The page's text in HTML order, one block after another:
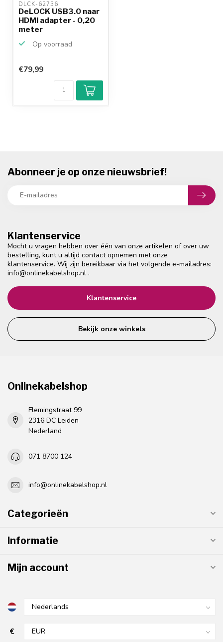
DLCK-62736
DeLOCK USB3.0 naar
HDMI adapter - 0,20
meter
Op voorraad
€79,99
Klantenservice
Mocht u vragen hebben over één van onze artikelen of over uw
bestelling, kunt u altijd contact opnemen met onze
klantenservice. Wij zijn bereikbaar via het volgende e-mailadres:
info@onlinekabelshop.nl .
Klantenservice
Bekijk onze winkels
Abonneer je op onze nieuwsbrief!
Onlinekabelshop
Flemingstraat 99
2316 DC Leiden
Nederland
071 8700 124
info@onlinekabelshop.nl
Categorieën
Informatie
Mijn account
€